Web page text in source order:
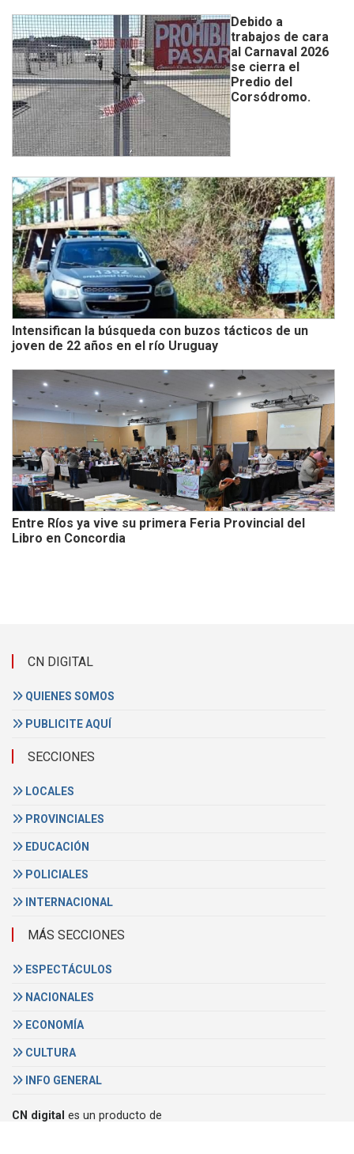
Debido a
trabajos de cara
al Carnaval 2026
se cierra el
Predio del
Corsódromo.
Intensifican la búsqueda con buzos tácticos de un
joven de 22 años en el río Uruguay
Entre Ríos ya vive su primera Feria Provincial del
Libro en Concordia
CN DIGITAL
QUIENES SOMOS
PUBLICITE AQUÍ
SECCIONES
LOCALES
PROVINCIALES
EDUCACIÓN
POLICIALES
INTERNACIONAL
MÁS SECCIONES
ESPECTÁCULOS
NACIONALES
ECONOMÍA
CULTURA
INFO GENERAL
CN digital es un producto de